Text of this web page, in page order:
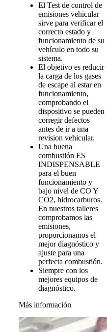
El Test de control de
emisiones vehicular
sirve para verificar el
correcto estado y
funcionamiento de su
vehículo en todo su
sistema.
El objetivo es reducir
la carga de los gases
de escape al estar en
funcionamiento,
comprobando el
dispositivo se pueden
corregir defectos
antes de ir a una
revision vehicular.
Una buena
combustión ES
INDISPENSABLE
para el buen
funcionamiento y
bajo nivel de CO Y
CO2, hidrocarburos.
En nuestros talleres
comprobamos las
emisiones,
proporcionamos el
mejor diagnóstico y
ajuste para una
perfecta combustión.
Siempre con los
mejores equipos de
diagnóstico.
Más información